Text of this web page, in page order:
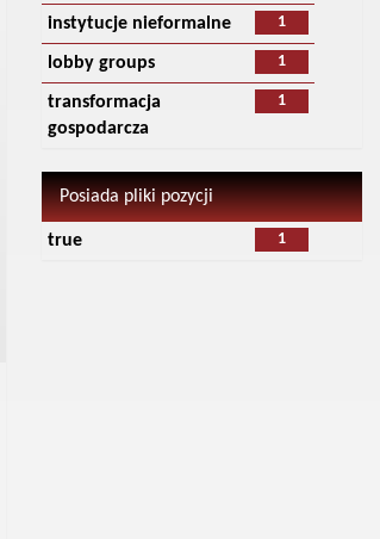
1
instytucje nieformalne
1
lobby groups
1
transformacja
gospodarcza
Posiada pliki pozycji
1
true